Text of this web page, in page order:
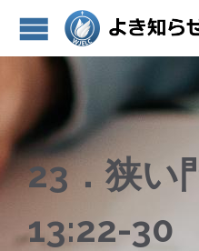
23．狭
13:22-30